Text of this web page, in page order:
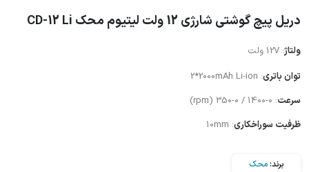
دریل پیچ گوشتی شارژی 12 ولت لیتیوم محک CD-12 Li
ولتاژ: 12V ولت
2*2000mAh Li-ion :توان باتری
سرعت: 0-1400 / 0-350 (rpm)
ظرفیت سوراخکاری: 10mm
برند:محک